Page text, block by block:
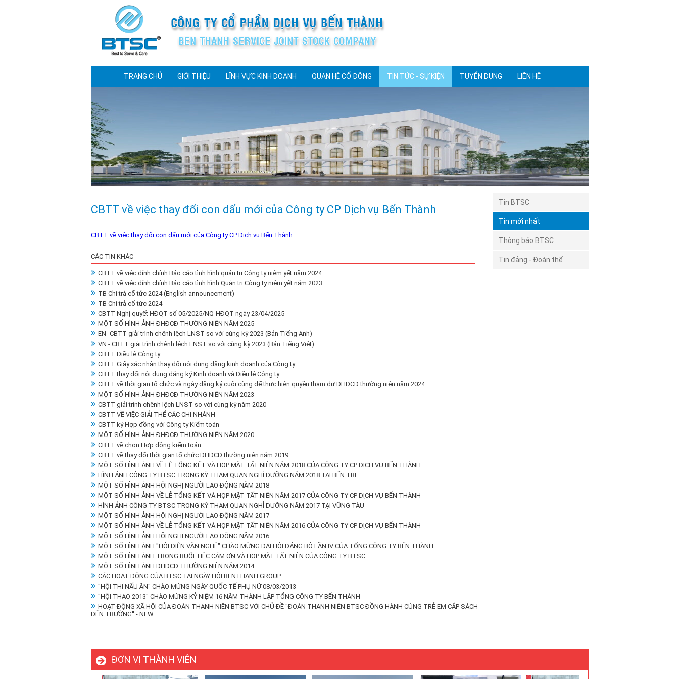
TRANG CHỦ GIỚI THIỆU LĨNH VỰC KINH DOANH QUAN HỆ CỔ ĐÔNG TIN TỨC - SỰ KIỆN TUYỂN DỤNG LIÊN HỆ
CBTT về việc thay đổi con dấu mới của Công ty CP Dịch vụ Bến Thành
CBTT về việc thay đổi con dấu mới của Công ty CP Dịch vụ Bến Thành
CÁC TIN KHÁC
CBTT về việc đính chính Báo cáo tình hình quản trị Công ty niêm yết năm 2024
CBTT về việc đính chính Báo cáo tình hình Quản trị Công ty niêm yết năm 2023
TB Chi trả cổ tức 2024 (English announcement)
TB Chi trả cổ tức 2024
CBTT Nghị quyết HĐQT số 05/2025/NQ-HĐQT ngày 23/04/2025
MỘT SỐ HÌNH ẢNH ĐHĐCĐ THƯỜNG NIÊN NĂM 2025
EN- CBTT giải trình chênh lệch LNST so với cùng kỳ 2023 (Bản Tiếng Anh)
VN - CBTT giải trình chênh lệch LNST so với cùng kỳ 2023 (Bản Tiếng Việt)
CBTT Điều lệ Công ty
CBTT Giấy xác nhận thay dổi nội dung đăng kinh doanh của Công ty
CBTT thay đổi nội dung đăng ký Kinh doanh và Điều lệ Công ty
CBTT về thời gian tổ chức và ngày đăng ký cuối cùng để thực hiện quyền tham dự ĐHĐCĐ thường niên năm 2024
MỘT SỐ HÌNH ẢNH ĐHĐCĐ THƯỜNG NIÊN NĂM 2023
CBTT giải trình chênh lệch LNST so với cùng kỳ năm 2020
CBTT VỀ VIỆC GIẢI THỂ CÁC CHI NHÁNH
CBTT ký Hợp đồng với Công ty Kiểm toán
MỘT SỐ HÌNH ẢNH ĐHĐCĐ THƯỜNG NIÊN NĂM 2020
CBTT về chọn Hợp đồng kiểm toán
CBTT về thay đổi thời gian tổ chức ĐHĐCĐ thường niên năm 2019
MỘT SỐ HÌNH ẢNH VỀ LỄ TỔNG KẾT VÀ HỌP MẶT TẤT NIÊN NĂM 2018 CỦA CÔNG TY CP DỊCH VỤ BẾN THÀNH
HÌNH ẢNH CÔNG TY BTSC TRONG KỲ THAM QUAN NGHỈ DƯỠNG NĂM 2018 TẠI BẾN TRE
MỘT SỐ HÌNH ẢNH HỘI NGHỊ NGƯỜI LAO ĐỘNG NĂM 2018
MỘT SỐ HÌNH ẢNH VỀ LỄ TỔNG KẾT VÀ HỌP MẶT TẤT NIÊN NĂM 2017 CỦA CÔNG TY CP DỊCH VỤ BẾN THÀNH
HÌNH ẢNH CÔNG TY BTSC TRONG KỲ THAM QUAN NGHỈ DƯỠNG NĂM 2017 TẠI VŨNG TÀU
MỘT SỐ HÌNH ẢNH HỘI NGHỊ NGƯỜI LAO ĐỘNG NĂM 2017
MỘT SỐ HÌNH ẢNH VỀ LỄ TỔNG KẾT VÀ HỌP MẶT TẤT NIÊN NĂM 2016 CỦA CÔNG TY CP DỊCH VỤ BẾN THÀNH
MỘT SỐ HÌNH ẢNH HỘI NGHỊ NGƯỜI LAO ĐỘNG NĂM 2016
MỘT SỐ HÌNH ẢNH "HỘI DIỄN VĂN NGHỆ" CHÀO MỪNG ĐẠI HỘI ĐẢNG BỘ LẦN IV CỦA TỔNG CÔNG TY BẾN THÀNH
MỘT SỐ HÌNH ẢNH TRONG BUỔI TIỆC CÁM ƠN VÀ HỌP MẶT TẤT NIÊN CỦA CÔNG TY BTSC
MỘT SỐ HÌNH ẢNH ĐHĐCĐ THƯỜNG NIÊN NĂM 2014
CÁC HOẠT ĐỘNG CỦA BTSC TẠI NGÀY HỘI BENTHANH GROUP
"HỘI THI NẤU ĂN" CHÀO MỪNG NGÀY QUỐC TẾ PHỤ NỮ 08/03/2013
"HỘI THAO 2013" CHÀO MỪNG KỶ NIỆM 16 NĂM THÀNH LẬP TỔNG CÔNG TY BẾN THÀNH
HOẠT ĐỘNG XÃ HỘI CỦA ĐOÀN THANH NIÊN BTSC VỚI CHỦ ĐỀ ''ĐOÀN THANH NIÊN BTSC ĐỒNG HÀNH CÙNG TRẺ EM CẮP SÁCH
ĐẾN TRƯỜNG'' - NEW
Tin BTSC
Tin mới nhất
Thông báo BTSC
Tin đảng - Đoàn thể
ĐƠN VỊ THÀNH VIÊN